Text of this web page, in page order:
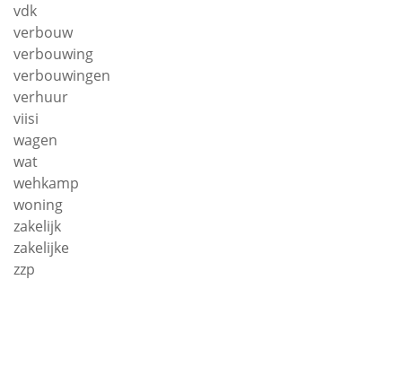
vdk
verbouw
verbouwing
verbouwingen
verhuur
viisi
wagen
wat
wehkamp
woning
zakelijk
zakelijke
zzp